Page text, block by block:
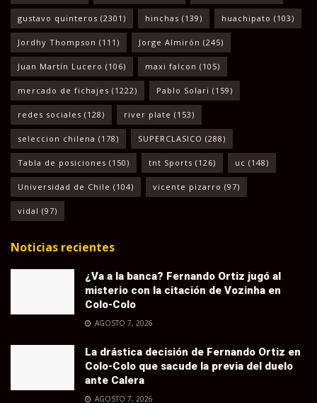
gustavo quinteros (2301) hinchas (139) huachipato (103)
Jordhy Thompson (111) Jorge Almirón (245)
Juan Martín Lucero (106) maxi falcon (105)
mercado de fichajes (1222) Pablo Solari (159)
redes sociales (128) river plate (153)
seleccion chilena (178) SUPERCLASICO (288)
Tabla de posiciones (150) tnt Sports (126) uc (148)
Universidad de Chile (104) vicente pizarro (97)
vidal (97)
Noticias recientes
¿Va a la banca? Fernando Ortiz jugó al
misterio con la citación de Vozinha en
Colo-Colo
AGOSTO 7, 2026
La drástica decisión de Fernando Ortiz en
Colo-Colo que sacude la previa del duelo
ante Calera
AGOSTO 7, 2026